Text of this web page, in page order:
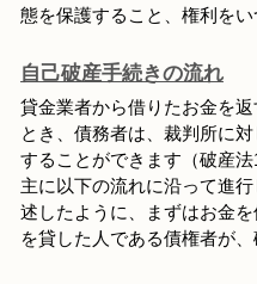
態を保護すること、権利を
自己破産手続きの流れ
貸金業者から借りたお金を
とき、債務者は、裁判所に対
することができます（破産法
主に以下の流れに沿って進
述したように、まずはお金
を貸した人である債権者が